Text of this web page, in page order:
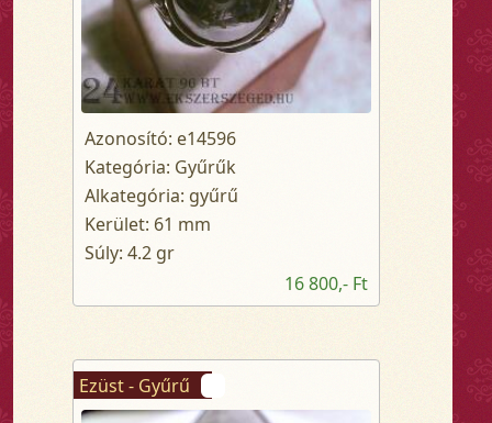
Azonosító: e14596
Kategória: Gyűrűk
Alkategória: gyűrű
Kerület: 61 mm
Súly: 4.2 gr
16 800,- Ft
Ezüst - Gyűrű